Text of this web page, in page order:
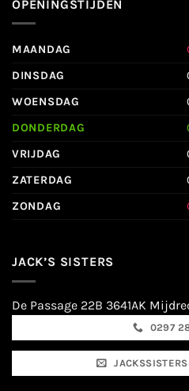
OPENINGSTIJDEN
MAANDAG
DINSDAG
WOENSDAG
DONDERDAG
VRIJDAG
ZATERDAG
ZONDAG
JACK’S SISTERS
De Passage 22B 3641AK
0297